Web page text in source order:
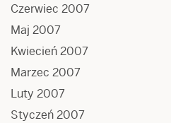
Czerwiec 2007
Maj 2007
Kwiecień 2007
Marzec 2007
Luty 2007
Styczeń 2007